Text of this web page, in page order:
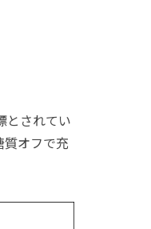
とされてい
オフで充